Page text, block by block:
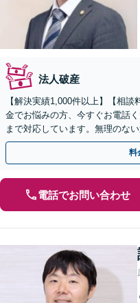
法人破産
【解決実績1,000件以上】【相
金でお悩みの方、今すぐお電話
まで対応しています。無理のな
く交渉いたします。
料
電話でお問い合わせ